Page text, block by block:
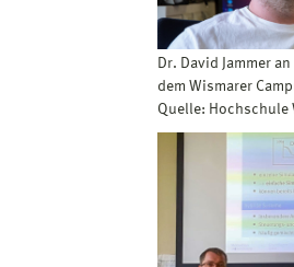
Dr. David Jammer
dem Wismarer
Quelle: Hochschule